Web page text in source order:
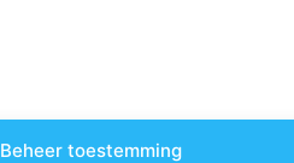
Beheer toestemming